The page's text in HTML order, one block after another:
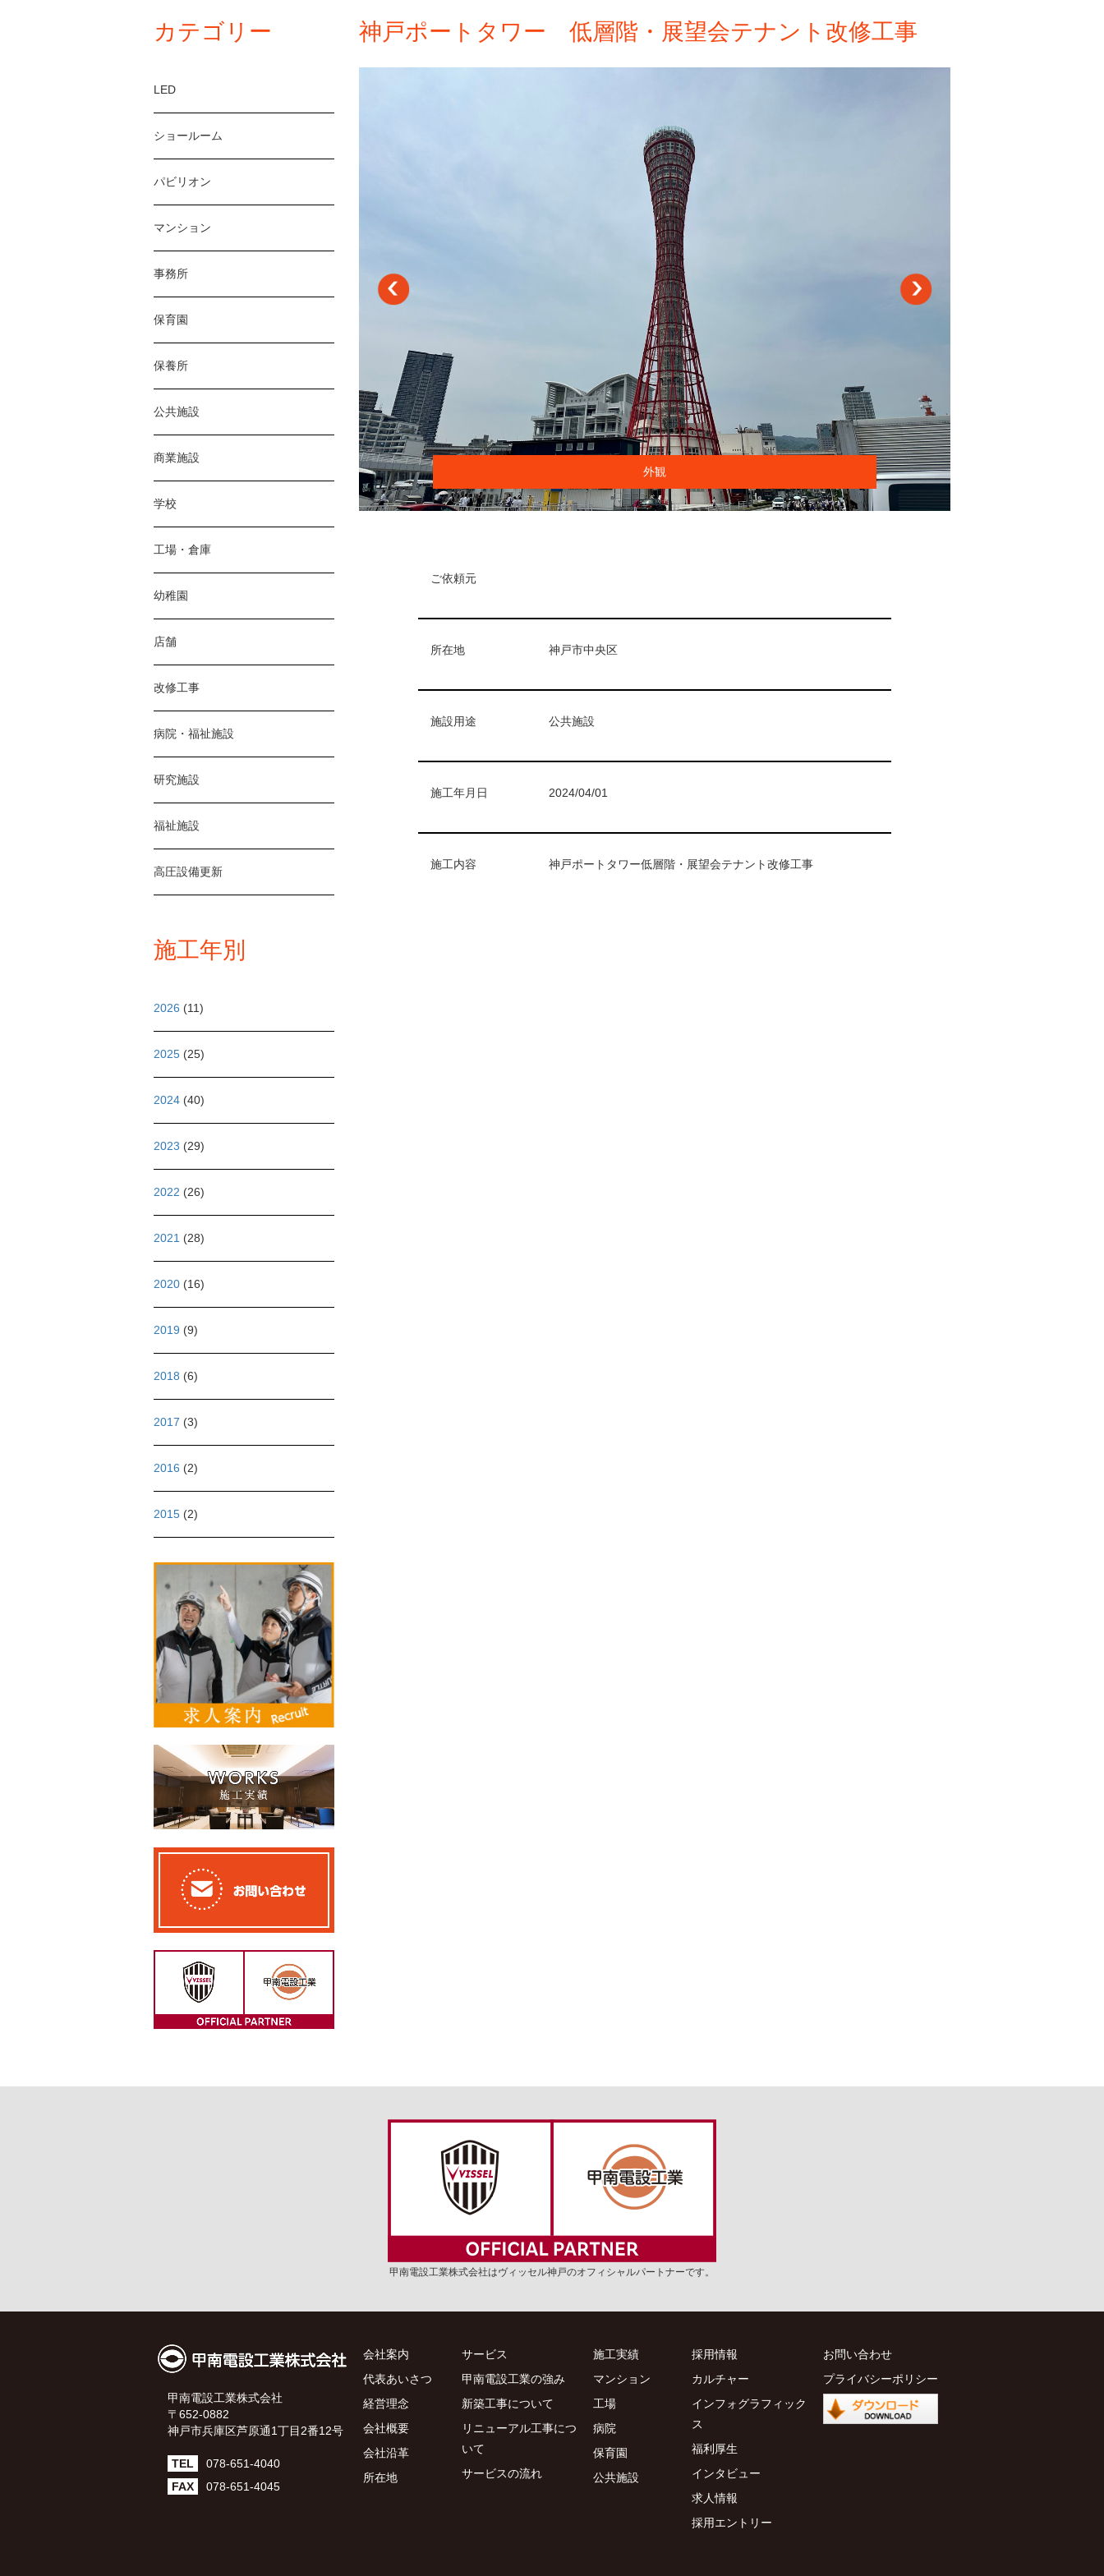
カテゴリー
LED
ショールーム
パビリオン
マンション
事務所
保育園
保養所
公共施設
商業施設
学校
工場・倉庫
幼稚園
店舗
改修工事
病院・福祉施設
研究施設
福祉施設
高圧設備更新
施工年別
2026 (11)
2025 (25)
2024 (40)
2023 (29)
2022 (26)
2021 (28)
2020 (16)
2019 (9)
2018 (6)
2017 (3)
2016 (2)
2015 (2)
神戸ポートタワー 低層階・展望会テナント改修工事
外観
ご依頼元
所在地 神戸市中央区
施設用途 公共施設
施工年月日 2024/04/01
施工内容 神戸ポートタワー低層階・展望会テナント改修工事
甲南電設工業株式会社はヴィッセル神戸のオフィシャルパートナーです。
甲南電設工業株式会社
〒652-0882
神戸市兵庫区芦原通1丁目2番12号
TEL
078-651-4040
FAX
078-651-4045
会社案内
代表あいさつ
経営理念
会社概要
会社沿革
所在地
サービス
甲南電設工業の強み
新築工事について
リニューアル工事につ
いて
サービスの流れ
施工実績
マンション
工場
病院
保育園
公共施設
採用情報
カルチャー
インフォグラフィック
ス
福利厚生
インタビュー
求人情報
採用エントリー
お問い合わせ
プライバシーポリシー